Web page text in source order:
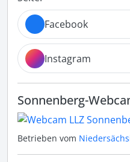
Facebook
Instagram
Sonnenberg-
Betrieben vom